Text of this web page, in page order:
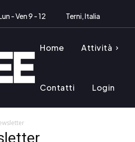
- Ven 9 - 12 Terni, Italia
Home Attività
Contatti Login